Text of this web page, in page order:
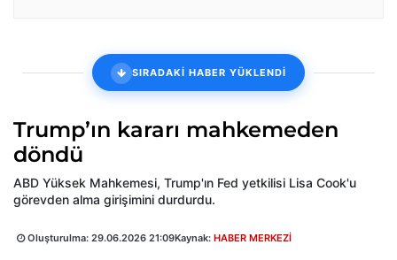
SIRADAKİ HABER YÜKLENDİ
Trump’ın kararı mahkemeden
döndü
ABD Yüksek Mahkemesi, Trump'ın Fed yetkilisi Lisa Cook'u
görevden alma girişimini durdurdu.
Oluşturulma: 29.06.2026 21:09Kaynak: HABER MERKEZİ